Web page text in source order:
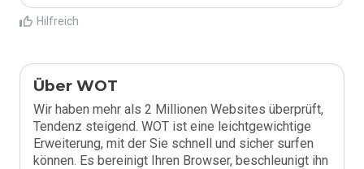
Hilfreich
Über WOT
Wir haben mehr als 2 Millionen Websites überprüft,
Tendenz steigend. WOT ist eine leichtgewichtige
Erweiterung, mit der Sie schnell und sicher surfen
können. Es bereinigt Ihren Browser, beschleunigt ihn